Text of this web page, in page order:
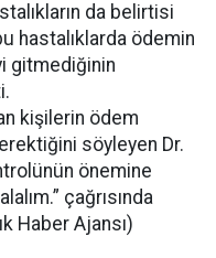
da belirtisi
hastalıklarda ödemin
gitmediğinin
kişilerin ödem
söyleyen Dr.
önemine
çağrısında
Haber Ajansı)